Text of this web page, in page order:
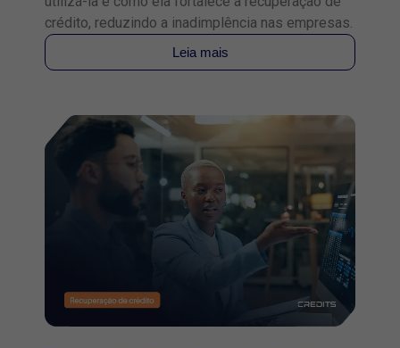
crédito, reduzindo a inadimplência nas empresas.
Leia mais